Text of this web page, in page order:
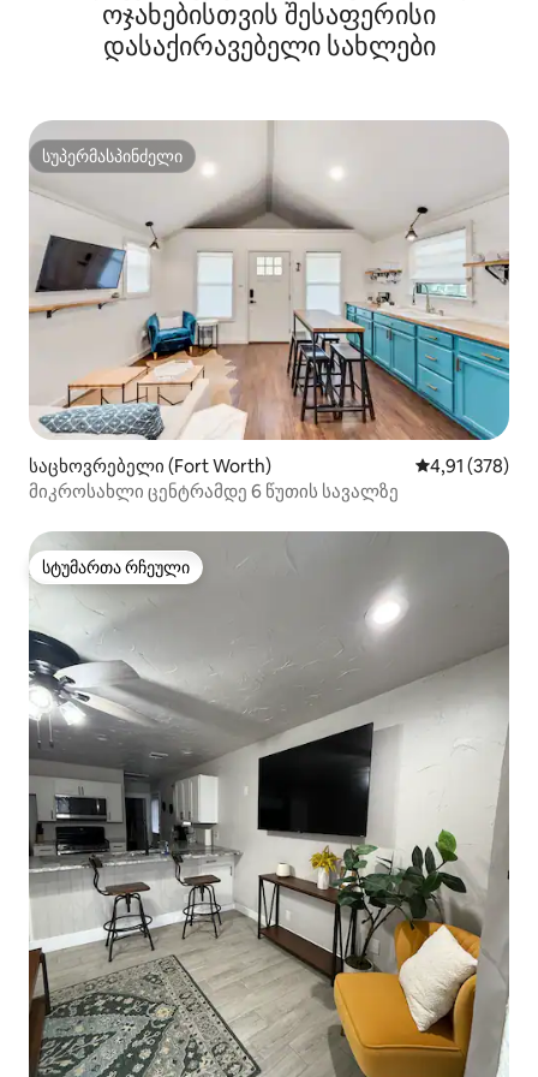
ბეისბოლის მოედანთან
ოჯახებისთვის შესაფერისი
დასაქირავებელი სახლები
სუპერმასპინძელი
სუპერმასპინძელი
საცხოვრებელი (Fort Worth) საშუალო
4,91 (378)
მიკროსახლი ცენტრამდე 6 წუთის სავალზე
სტუმართა რჩეული
სტუმართა რჩეული